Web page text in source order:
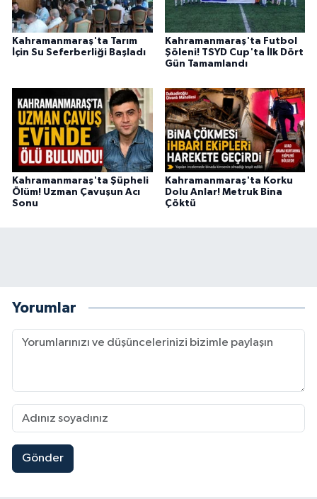
Kahramanmaraş'ta Tarım
İçin Su Seferberliği Başladı
Kahramanmaraş'ta Futbol
Şöleni! TSYD Cup'ta İlk Dört
Gün Tamamlandı
Kahramanmaraş'ta Şüpheli
Ölüm! Uzman Çavuşun Acı
Sonu
Kahramanmaraş'ta Korku
Dolu Anlar! Metruk Bina
Çöktü
Yorumlar
Gönder
09:11 |Çerçeve Yasa Adalet Komisyonu'ndan Geçti!